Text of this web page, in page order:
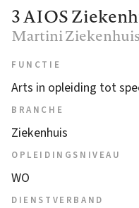
3 AIOS
Martini Ziekenhuis
FUNCTIE
Arts in opleiding tot
BRANCHE
Ziekenhuis
OPLEIDINGSNIVEAU
WO
DIENSTVERBAND